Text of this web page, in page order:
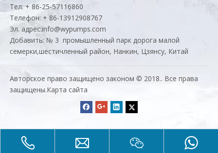
Тел: + 86-25-57116860
Телефон: + 86-13912908767
Эл. адрес:info@wypumps.com
Добавить: № 3 промышленный парк дорога малой
семерки,шестичленный район, Нанкин, Цзянсу, Китай
Авторское право защищено законом © 2018.. Все права
защищены.Карта сайта